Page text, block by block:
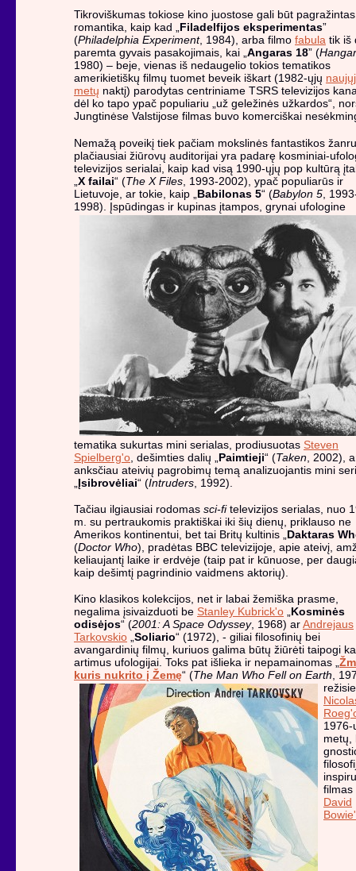
Tikroviškumas tokiose kino juostose gali būt pagražintas
romantika, kaip kad „Filadelfijos eksperimentas”
(Philadelphia Experiment, 1984), arba filmo fabula tik iš
paremta gyvais pasakojimais, kai „Angaras 18” (
1980) – beje, vienas iš nedaugelio tokios tematikos
amerikietiškų filmų tuomet beveik iškart (1982-ųjų
metų naktį) parodytas centriniame TSRS televizijos
dėl ko tapo ypač populiariu „už geležinės užkardos“,
Jungtinėse Valstijose filmas buvo komerciškai
Nemažą poveikį tiek pačiam mokslinės fantastikos
plačiausiai žiūrovų auditorijai yra padarę kosminiai-
televizijos serialai, kaip kad visą 1990-ųjų pop kultūrą
X failai“ (The X Files , 1993-2002), ypač populiarūs ir
Lietuvoje, ar tokie, kaip „ Babilonas 5“ (Babylon 5 ,
1998). Įspūdingas ir kupinas įtampos, grynai ufologine
tematika sukurtas mini serialas, prodiusuotas Steven
Spielberg'o , dešimties dalių „ Paimtieji“ (Taken , 2002),
anksčiau ateivių pagrobimų temą analizuojantis mini
Įsibrovėliai“ (Intruders , 1992).
Tačiau ilgiausiai rodomas sci-fitelevizijos serialas, nuo
m. su pertraukomis praktiškai iki šių dienų, priklauso ne
Amerikos kontinentui, bet tai Britų kultinis „ Daktaras
(Doctor Who), pradėtas BBC televizijoje, apie ateivį,
keliaujantį laike ir erdvėje (taip pat ir kūnuose, per
kaip dešimtį pagrindinio vaidmens aktorių).
Kino klasikos kolekcijos, net ir labai žemiška prasme,
negalima įsivaizduoti be Stanley Kubrick'o „Kosminės
odisėjos“ (2001: A Space Odyssey, 1968) arAndrejaus
Tarkovskio „Soliario“ (1972), - giliai filosofinių bei
avangardinių filmų, kuriuos galima būtų žiūrėti taipogi
artimus ufologijai. Toks pat išlieka ir nepamainomas „
kuris nukrito į Žemę“ (The Man Who Fell on Earth,
1976-
metų,
filmas
David